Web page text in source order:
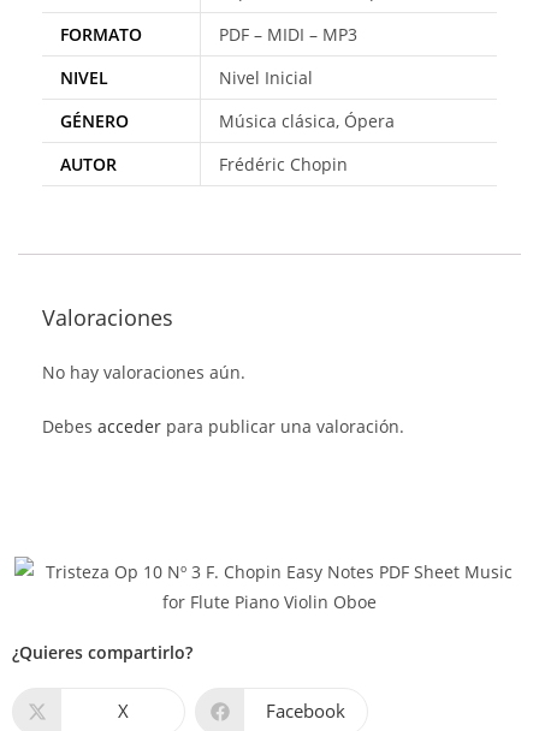
¿Quieres compartirlo?
X Facebook
FORMATO
PDF – MIDI – MP3
NIVEL
Nivel Inicial
GÉNERO
Música clásica, Ópera
AUTOR
Frédéric Chopin
Valoraciones
No hay valoraciones aún.
Debes acceder para publicar una valoración.